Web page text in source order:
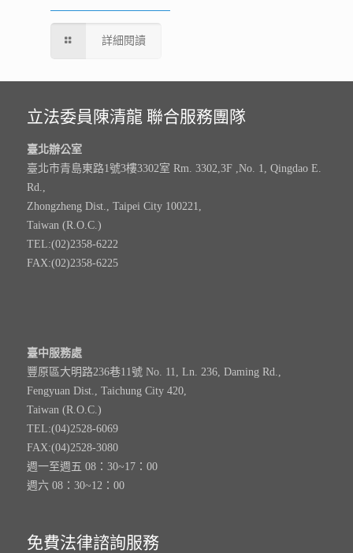
詳細閱讀
立法委員陳清龍 聯合服務團隊
臺北辦公室
臺北市青島東路1號3樓3302室 Rm. 3302,3F ,No. 1, Qingdao E.
Rd.,
Zhongzheng Dist., Taipei City 100221,
Taiwan (R.O.C.)
TEL:(02)2358-6222
FAX:(02)2358-6225
臺中服務處
豐原區大明路236巷11號 No. 11, Ln. 236, Daming Rd.,
Fengyuan Dist., Taichung City 420,
Taiwan (R.O.C.)
TEL:(04)2528-6069
FAX:(04)2528-3080
週一至週五 08：30~17：00
週六 08：30~12：00
免費法律諮詢服務